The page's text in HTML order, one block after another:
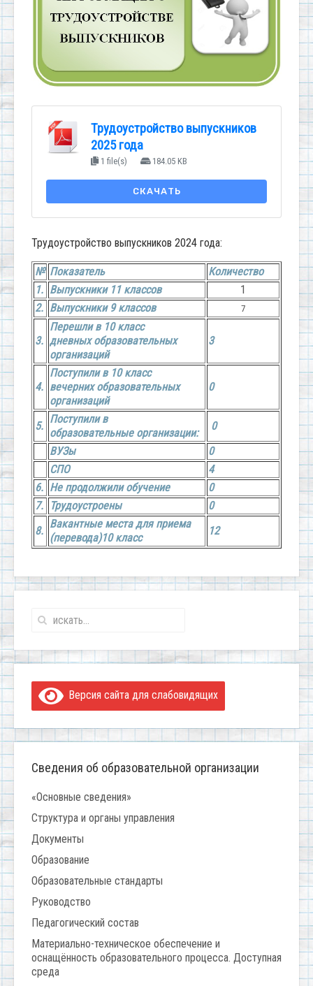
Трудоустройство выпускников
2025 года
1 file(s) 184.05 KB
СКАЧАТЬ
Трудоустройство выпускников 2024 года:
№ Показатель
Количество
1. Выпускники 11 классов
1
2. Выпускники 9 классов 7
3.
Перешли в 10 класс
дневныхобразовательных
организаций
3
4.
Поступили в 10 класс
вечернихобразовательных
организаций
0
5.
Поступили в
образовательные организации:
0
ВУЗы
0
СПО
4
6. Не продолжили обучение
0
7.
Трудоустроены
0
8.
Вакантные места для приема
(перевода)10 класс
12
Версия сайта для слабовидящих
Сведения об образовательной организации
«Основные сведения»
Структура и органы управления
Документы
Образование
Образовательные стандарты
Руководство
Педагогический состав
Материально-техническое обеспечение и
оснащённость образовательного процесса. Доступная
среда